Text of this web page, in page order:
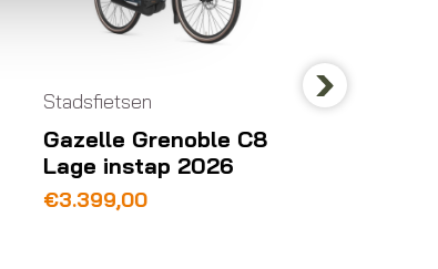
Stadsfietsen
Gazelle Paris test e-
bike Lage instap 2026
€2.699,00